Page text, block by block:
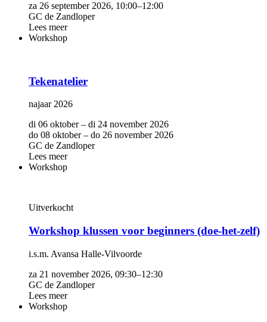
za 26 september 2026, 10:00–12:00
GC de Zandloper
Lees meer
Workshop
Tekenatelier
najaar 2026
di 06 oktober – di 24 november 2026
do 08 oktober – do 26 november 2026
GC de Zandloper
Lees meer
Workshop
Uitverkocht
Workshop klussen voor beginners (doe-het-zelf)
i.s.m. Avansa Halle-Vilvoorde
za 21 november 2026, 09:30–12:30
GC de Zandloper
Lees meer
Workshop